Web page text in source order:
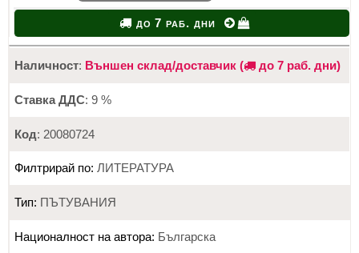
до 7 раб. дни
Наличност: Външен склад/доставчик ( до 7 раб. дни)
Ставка ДДС: 9 %
Код: 20080724
Филтрирай по: ЛИТЕРАТУРА
Тип: ПЪТУВАНИЯ
Националност на автора: Българска